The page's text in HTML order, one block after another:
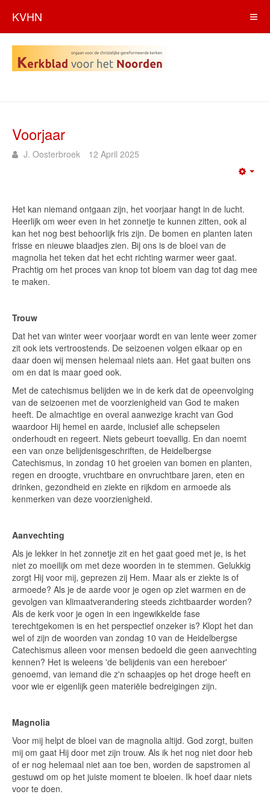
KVHN
Voorjaar
J. Oosterbroek 12 April 2025
Het kan niemand ontgaan zijn, het voorjaar hangt in de lucht.
Heerlijk om weer even in het zonnetje te kunnen zitten, ook al
kan het nog best behoorlijk fris zijn. De bomen en planten laten
frisse en nieuwe blaadjes zien. Bij ons is de bloei van de
magnolia het teken dat het echt richting warmer weer gaat.
Prachtig om het proces van knop tot bloem van dag tot dag mee
te maken.
Trouw
Dat het van winter weer voorjaar wordt en van lente weer zomer
zit ook iets vertroostends. De seizoenen volgen elkaar op en
daar doen wij mensen helemaal niets aan. Het gaat buiten ons
om en dat is maar goed ook.
Met de catechismus belijden we in de kerk dat de opeenvolging
van de seizoenen met de voorzienigheid van God te maken
heeft. De almachtige en overal aanwezige kracht van God
waardoor Hij hemel en aarde, inclusief alle schepselen
onderhoudt en regeert. Niets gebeurt toevallig. En dan noemt
een van onze belijdenisgeschriften, de Heidelbergse
Catechismus, in zondag 10 het groeien van bomen en planten,
regen en droogte, vruchtbare en onvruchtbare jaren, eten en
drinken, gezondheid en ziekte en rijkdom en armoede als
kenmerken van deze voorzienigheid.
Aanvechting
Als je lekker in het zonnetje zit en het gaat goed met je, is het
niet zo moeilijk om met deze woorden in te stemmen. Gelukkig
zorgt Hij voor mij, geprezen zij Hem. Maar als er ziekte is of
armoede? Als je de aarde voor je ogen op ziet warmen en de
gevolgen van klimaatverandering steeds zichtbaarder worden?
Als de kerk voor je ogen in een ingewikkelde fase
terechtgekomen is en het perspectief onzeker is? Klopt het dan
wel of zijn de woorden van zondag 10 van de Heidelbergse
Catechismus alleen voor mensen bedoeld die geen aanvechting
kennen? Het is weleens 'de belijdenis van een hereboer'
genoemd, van iemand die z'n schaapjes op het droge heeft en
voor wie er eigenlijk geen materiële bedreigingen zijn.
Magnolia
Voor mij helpt de bloei van de magnolia altijd. God zorgt, buiten
mij om gaat Hij door met zijn trouw. Als ik het nog niet door heb
of er nog helemaal niet aan toe ben, worden de sapstromen al
gestuwd om op het juiste moment te bloeien. Ik hoef daar niets
voor te doen.